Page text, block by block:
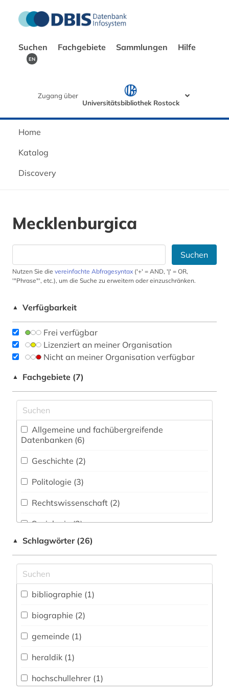
Suchen Fachgebiete Sammlungen Hilfe
EN
Zugang über
Universitätsbibliothek Rostock
Home
Katalog
Discovery
Mecklenburgica
Suchen
Nutzen Sie die vereinfachte Abfragesyntax ('+' = AND, '|' = OR,
'"Phrase"', etc.), um die Suche zu erweitern oder einzuschränken.
▲ Verfügbarkeit
Frei verfügbar
Lizenziert an meiner Organisation
Nicht an meiner Organisation verfügbar
▲ Fachgebiete (7)
Datenbanken (6)
Geschichte (2)
Politologie (3)
Rechtswissenschaft (2)
Soziologie (2)
Wissenschaftskunde, Forschung, Hochschul-,
▲ Schlagwörter (26)
bibliographie (1)
biographie (2)
gemeinde (1)
heraldik (1)
hochschullehrer (1)